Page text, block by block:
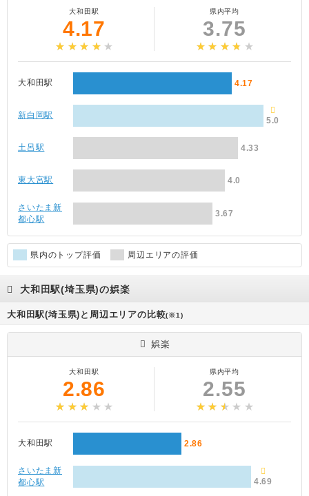
大和田駅
4.17
県内平均
3.75
大和田駅 4.17
新白岡駅
5.0
土呂駅 4.33
東大宮駅 4.0
さいたま新
都心駅
3.67
県内のトップ評価 周辺エリアの評価
大和田駅(埼玉県)の娯楽
大和田駅(埼玉県)と周辺エリアの比較(※1)
娯楽
大和田駅
2.86
県内平均
2.55
大和田駅 2.86
さいたま新
都心駅
4.69